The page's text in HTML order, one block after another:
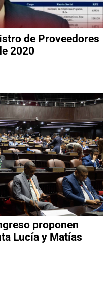
de Proveedores
2020
proponen
Lucía y Matías